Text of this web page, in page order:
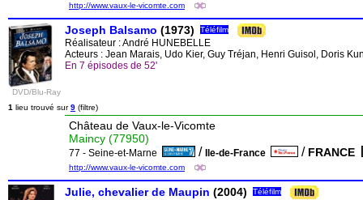
http://www.vaux-le-vicomte.com
DVD/Blu-Ray
Joseph Balsamo (1973) Téléfilm
Réalisateur :André HUNEBELLE
Acteurs : Jean Marais, Udo Kier, Guy Tréjan, Henri Guisol, Doris
En 7 épisodes de 52'
1 lieu trouvé sur9 (filtre)
Château de Vaux-le-Vicomte
Maincy (77950)
77 - Seine-et-Marne / Ile-de-France / FRANCE
http://www.vaux-le-vicomte.com
Julie, chevalier de Maupin (2004) Téléfilm